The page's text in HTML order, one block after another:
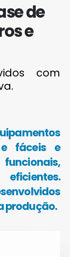
de
e
com
e fáceis e
produção.